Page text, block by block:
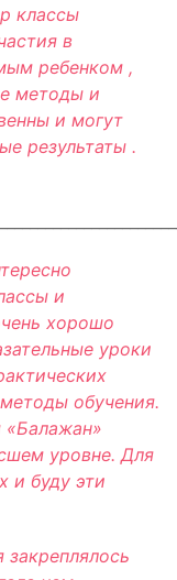
классы
в
ребенком ,
методы и
и могут
результаты .
и
хорошо
уроки
обучения.
«Балажан»
уровне. Для
и буду эти